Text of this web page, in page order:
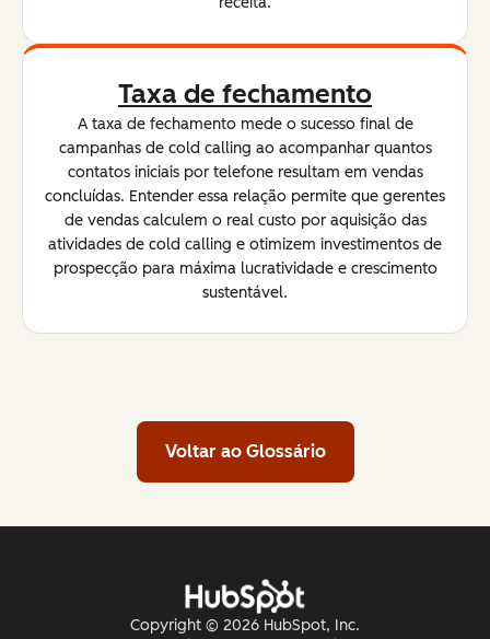
Taxa de fechamento
A taxa de fechamento mede o sucesso final de
campanhas de cold calling ao acompanhar quantos
contatos iniciais por telefone resultam em vendas
concluídas. Entender essa relação permite que gerentes
de vendas calculem o real custo por aquisição das
atividades de cold calling e otimizem investimentos de
prospecção para máxima lucratividade e crescimento
sustentável.
Voltar ao Glossário
Copyright © 2026 HubSpot, Inc.